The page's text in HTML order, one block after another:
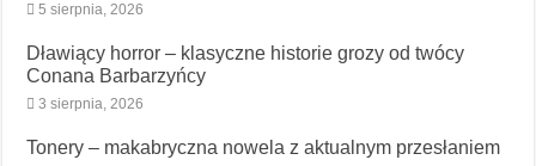
5 sierpnia, 2026
Dławiący horror – klasyczne historie grozy od twócy
Conana Barbarzyńcy
3 sierpnia, 2026
Tonery – makabryczna nowela z aktualnym przesłaniem